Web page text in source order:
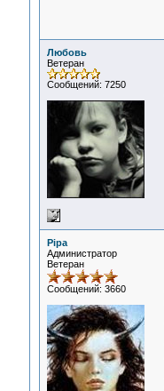
Любовь
Ветеран
Сообщений: 7250
Pipa
Администратор
Ветеран
Сообщений: 3660